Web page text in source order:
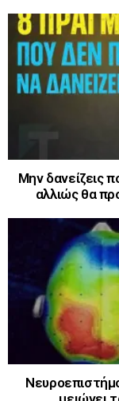
Μην δανείζεις
αλλιώς θα